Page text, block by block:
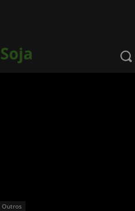
Outros